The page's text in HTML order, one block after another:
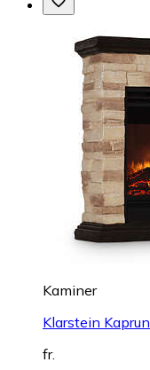
Kaminer
Klarstein Kaprun
fr.